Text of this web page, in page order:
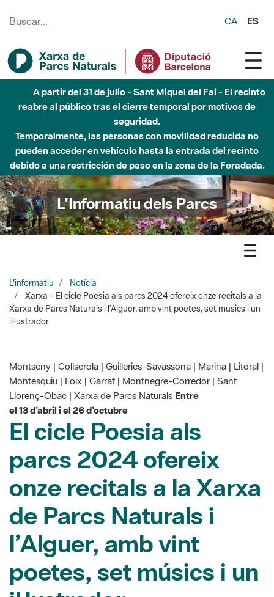
CA ES
Hasta diciembre de 2026 - Parque Fluvial Besós -
Afectaciones en el cauce del Parque Fluvial del Besòs debido
a obras de construcción de una pasarela sobre el río
L'Informatiu dels Parcs
L'informatiu
Notícia
Xarxa - El cicle Poesia als parcs 2024 ofereix onze recitals a la
il·lustrador
Montseny | Collserola | Guilleries-Savassona | Marina | Litoral |
el 13 d’abril i el 26 d’octubre
El cicle Poesia als
parcs 2024 ofereix
onze recitals a la Xarxa
de Parcs Naturals i
l’Alguer, amb vint
poetes, set músics i un
il·lustrador